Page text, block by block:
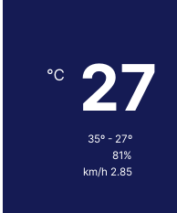
27
℃
35º - 27º
81%
2.85 km/h